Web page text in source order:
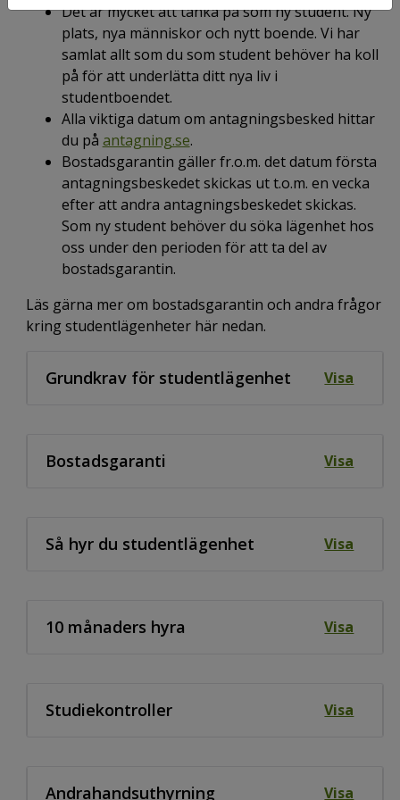
Det är mycket att tänka på som ny student. Ny
plats, nya människor och nytt boende. Vi har
samlat allt som du som student behöver ha koll
på för att underlätta ditt nya liv i
studentboendet.
Alla viktiga datum om antagningsbesked hittar
du på antagning.se.
Bostadsgarantin gäller fr.o.m. det datum första
antagningsbeskedet skickas ut t.o.m. en vecka
efter att andra antagningsbeskedet skickas.
Som ny student behöver du söka lägenhet hos
oss under den perioden för att ta del av
bostadsgarantin.
Läs gärna mer om bostadsgarantin och andra frågor
kring studentlägenheter här nedan.
Grundkrav för studentlägenhet Visa
Bostadsgaranti Visa
Så hyr du studentlägenhet Visa
10 månaders hyra Visa
Studiekontroller Visa
Andrahandsuthyrning Visa